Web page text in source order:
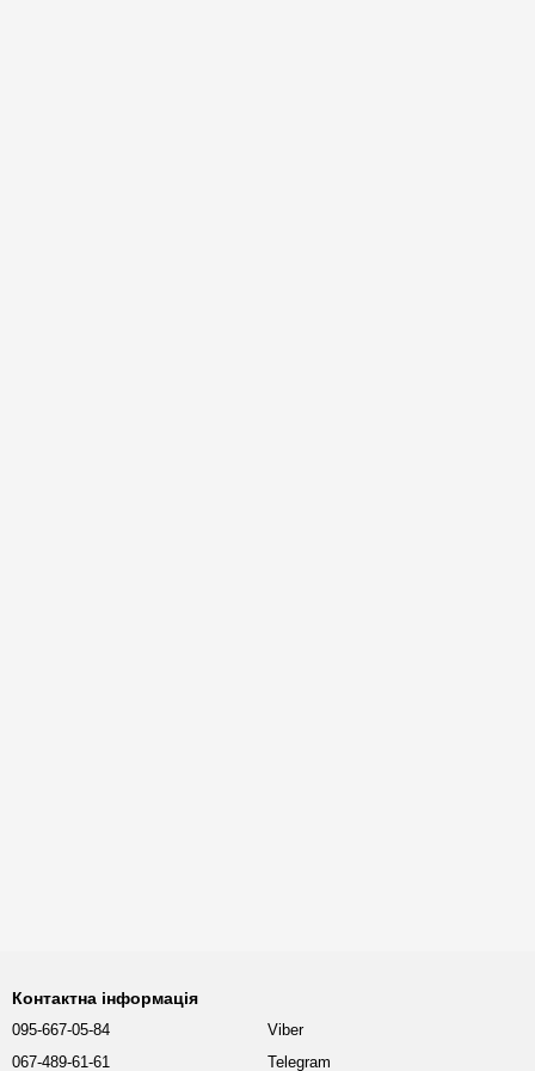
Контактна інформація
095-667-05-84
067-489-61-61
Viber
Telegram